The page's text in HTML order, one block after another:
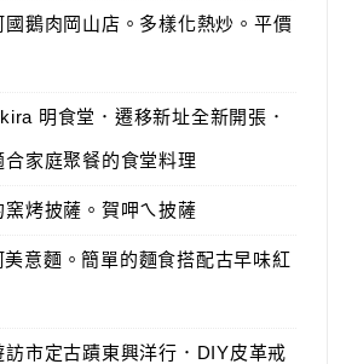
國鵝肉岡山店。多樣化熱炒。平價
明食堂．遷移新址全新開張．
家庭聚餐的食堂料理
烤披薩。賀呷ㄟ披薩
美意麵。簡單的麵食搭配古早味紅
訪市定古蹟東興洋行．DIY皮革戒